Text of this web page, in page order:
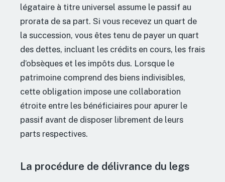
légataire à titre universel assume le passif au
prorata de sa part. Si vous recevez un quart de
la succession, vous êtes tenu de payer un quart
des dettes, incluant les crédits en cours, les frais
d’obsèques et les impôts dus. Lorsque le
patrimoine comprend des biens indivisibles,
cette obligation impose une collaboration
étroite entre les bénéficiaires pour apurer le
passif avant de disposer librement de leurs
parts respectives.
La procédure de délivrance du legs